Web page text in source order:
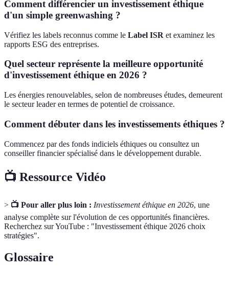
Comment différencier un investissement éthique
d'un simple greenwashing ?
Vérifiez les labels reconnus comme le Label ISR et examinez les
rapports ESG des entreprises.
Quel secteur représente la meilleure opportunité
d'investissement éthique en 2026 ?
Les énergies renouvelables, selon de nombreuses études, demeurent
le secteur leader en termes de potentiel de croissance.
Comment débuter dans les investissements éthiques ?
Commencez par des fonds indiciels éthiques ou consultez un
conseiller financier spécialisé dans le développement durable.
📺 Ressource Vidéo
> 📺 Pour aller plus loin : Investissement éthique en 2026, une
analyse complète sur l'évolution de ces opportunités financières.
Recherchez sur YouTube : "Investissement éthique 2026 choix
stratégies".
Glossaire